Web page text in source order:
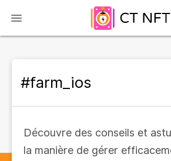
#farm_ios
Découvre des conseils et
la manière de gérer